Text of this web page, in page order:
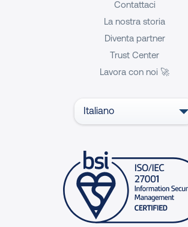
Contattaci
La nostra storia
Diventa partner
Trust Center
Lavora con noi 🚀
Italiano